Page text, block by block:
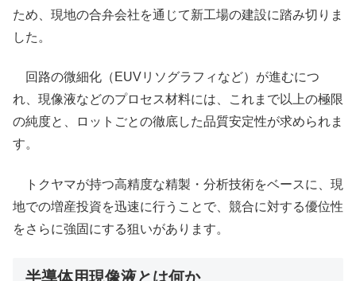
ため、現地の合弁会社を通じて新工場の建設に踏み切りま
した。
回路の微細化（EUVリソグラフィなど）が進むにつ
れ、現像液などのプロセス材料には、これまで以上の極限
の純度と、ロットごとの徹底した品質安定性が求められま
す。
トクヤマが持つ高精度な精製・分析技術をベースに、現
地での増産投資を迅速に行うことで、競合に対する優位性
をさらに強固にする狙いがあります。
半導体用現像液とは何か